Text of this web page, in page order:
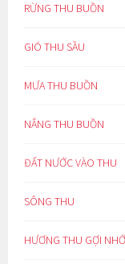
RỪNG THU BUỒN
GIÓ THU SẦU
MƯA THU BUỒN
NẮNG THU BUỒN
ĐẤT NƯỚC VÀO THU
SÔNG THU
HƯƠNG THU GỢI NHỚ